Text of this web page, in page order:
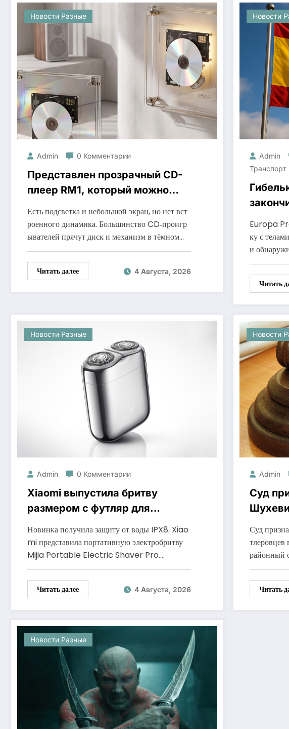
Новости Разные
Admin 0 Комментарии
Представлен прозрачный CD-
плеер RM1, который можно
Есть подсветка и небольшой экран, но нет вст
роенного динамика. Большинство CD‑проигр
ывателей прячут диск и механизм в тёмном…
Читать далее 4 Августа, 2026
Новости
Admin
Транспорт
Europa
ку с
и
Читать
Новости Разные
Admin 0 Комментарии
Xiaomi выпустила бритву
размером с футляр для
наушников и автономностью
до 60 дней
Новинка получила защиту от воды IPX8. Xiao
mi представила портативную электробритву
Mijia Portable Electric Shaver Pro.…
Читать далее 4 Августа, 2026
Новости
Admin
Суд
Суд
тлеровцев
районный
Читать
Новости Разные